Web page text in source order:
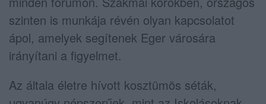
szinten is munkája révén olyan kapcsolatot
ápol, amelyek segítenek Eger városára
irányítani a figyelmet.
Az általa életre hívott kosztümös séták,